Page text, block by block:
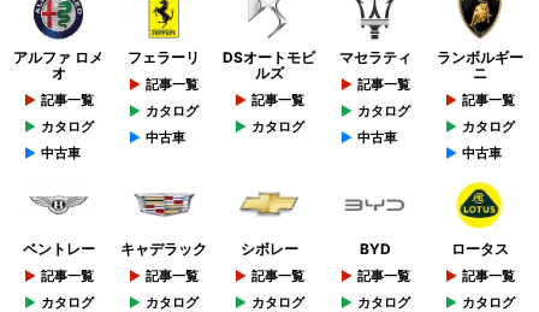
アルファ ロメ
オ
記事一覧
カタログ
中古車
フェラーリ
記事一覧
カタログ
中古車
DSオートモビ
ルズ
記事一覧
カタログ
マセラティ
記事一覧
カタログ
中古車
ランボルギー
ニ
記事一覧
カタログ
中古車
ベントレー
記事一覧
カタログ
キャデラック
記事一覧
カタログ
シボレー
記事一覧
カタログ
BYD
記事一覧
カタログ
ロータス
記事一覧
カタログ